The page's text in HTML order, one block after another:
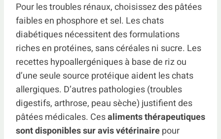
Pour les troubles rénaux, choisissez des pâtées
faibles en phosphore et sel. Les chats
diabétiques nécessitent des formulations
riches en protéines, sans céréales ni sucre. Les
recettes hypoallergéniques à base de riz ou
d’une seule source protéique aident les chats
allergiques. D’autres pathologies (troubles
digestifs, arthrose, peau sèche) justifient des
pâtées médicales. Cesaliments thérapeutiques
sont disponibles sur avis vétérinairepour